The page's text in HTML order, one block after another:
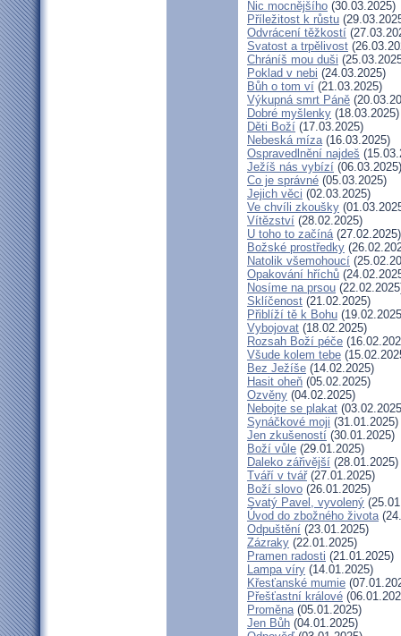
Nic mocnějšího (30.03.2025)
Příležitost k růstu
Odvrácení těžkostí
Svatost a trpělivost
Chráníš mou duši
Poklad v nebi (24.03.2025)
Bůh o tom ví (21.03.2025)
Výkupná smrt Páně
Dobré myšlenky (18.03.2025)
Děti Boží (17.03.2025)
Nebeská míza(16.03.2025)
Ospravedlnění najdeš
Ježíš nás vybízí (06.03.2025)
Co je správné (05.03.2025)
Jejich věci (02.03.2025)
Ve chvíli zkoušky
Vítězství (28.02.2025)
U toho to začíná(27.02.2025)
Božské prostředky
Natolik všemohoucí
Opakování hříchů
Nosíme na prsou
Sklíčenost (21.02.2025)
Přiblíží tě k Bohu
Vybojovat (18.02.2025)
Rozsah Boží péče
Všude kolem tebe
Bez Ježíše (14.02.2025)
Hasit oheň (05.02.2025)
Ozvěny (04.02.2025)
Nebojte se plakat
Synáčkové moji (31.01.2025)
Jen zkušeností (30.01.2025)
Boží vůle (29.01.2025)
Daleko zářivější (28.01.2025)
Tváří v tvář(27.01.2025)
Boží slovo (26.01.2025)
Svatý Pavel, vyvolený
Úvod do zbožného života
Odpuštění (23.01.2025)
Zázraky (22.01.2025)
Pramen radosti (21.01.2025)
Lampa víry (14.01.2025)
Křesťanské mumie
Přešťastní králové
Proměna(05.01.2025)
Jen Bůh (04.01.2025)